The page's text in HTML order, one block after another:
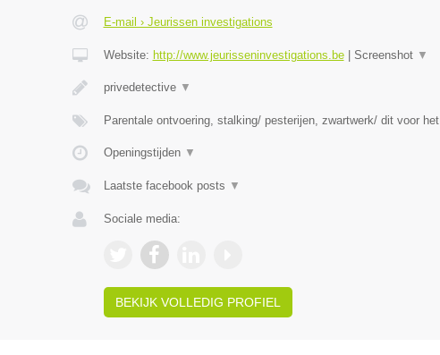
E-mail › Jeurissen investigations
Website: http://www.jeurisseninvestigations.be| Screenshot ▼
privedetective ▼
Parentale ontvoering, stalking/ pesterijen, zwartwerk/ dit voor het
Openingstijden ▼
Laatste facebook posts ▼
Sociale media:
BEKIJK VOLLEDIG PROFIEL